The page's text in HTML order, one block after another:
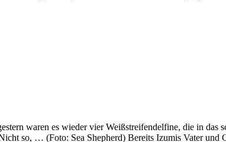
waren es wieder vier Weißstreifendelfine, die in das
so, … (Foto: Sea Shepherd) Bereits Izumis Vater und